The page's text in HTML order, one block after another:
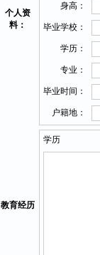
个人资
料：
身高：
毕业学校：
学历：
专业：
毕业时间：
户籍地：
教育经历
学历